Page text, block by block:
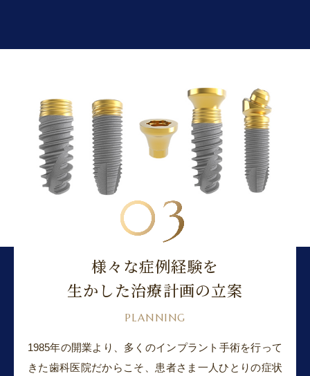
03
様々な症例経験を
生かした治療計画の立案
PLANNING
1985年の開業より、多くのインプラント手術を行って
きた歯科医院だからこそ、患者さま一人ひとりの症状